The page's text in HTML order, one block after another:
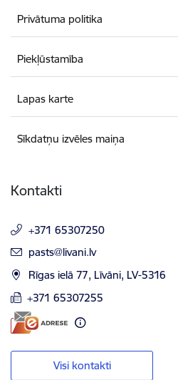
Privātuma politika
Piekļūstamība
Lapas karte
Sīkdatņu izvēles maiņa
Kontakti
+371 65307250
E-pasts:
pasts@livani.lv
Rīgas ielā 77, Līvāni, LV-5316
+371 65307255
Visi kontakti